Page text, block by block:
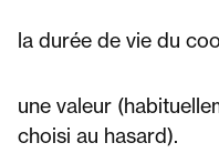
la durée de vie du
une valeur
choisi au hasard).